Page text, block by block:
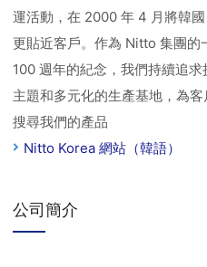
運活動，在 2000 年 4 月將韓
更貼近客戶。作為 Nitto 集團的
100 週年的紀念，我們持續追
主題和多元化的生產基地，為客
搜尋我們的產品
Nitto Korea 網站（韓語）
公司簡介